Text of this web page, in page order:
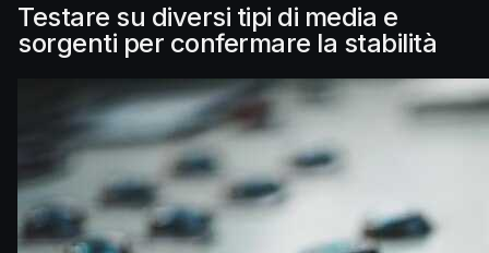
Testare su diversi tipi di media e
sorgenti per confermare la stabilità